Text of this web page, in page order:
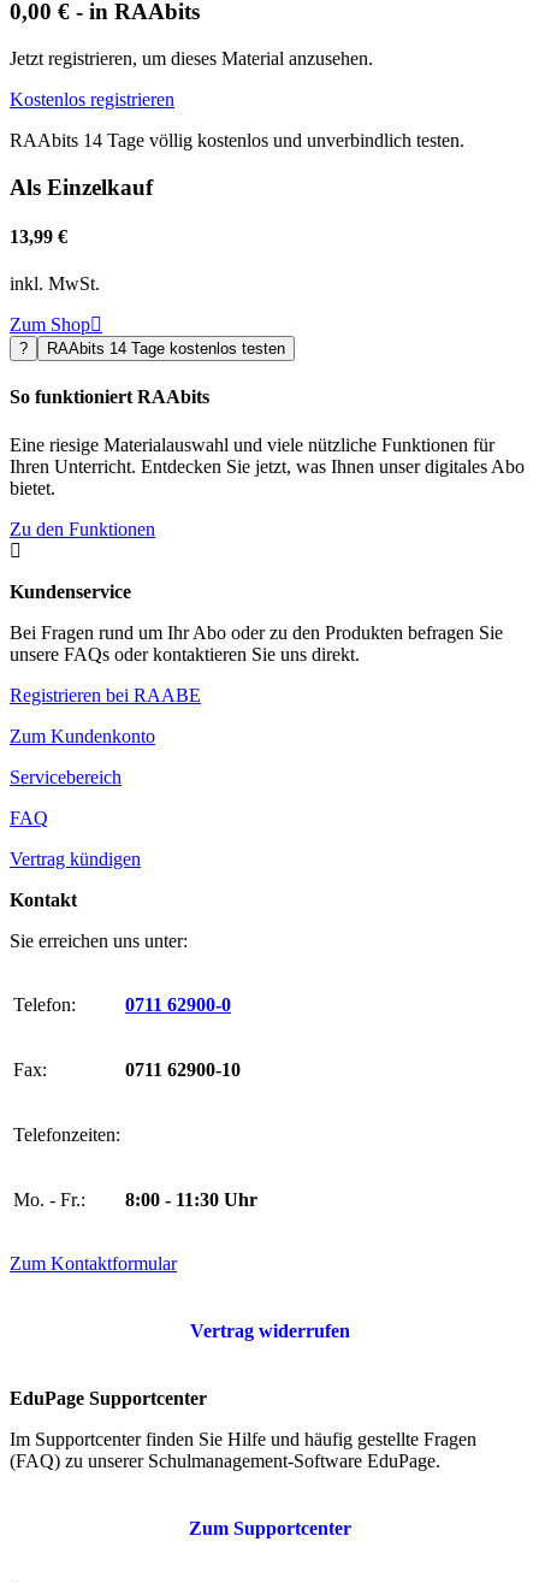
0,00 € - in RAAbits
Jetzt registrieren, um dieses Material anzusehen.
Kostenlos registrieren
RAAbits 14 Tage völlig kostenlos und unverbindlich testen.
Als Einzelkauf
13,99 €
inkl. MwSt.
Zum Shop
? RAAbits 14 Tage kostenlos testen
So funktioniert RAAbits
Eine riesige Materialauswahl und viele nützliche Funktionen für
Ihren Unterricht. Entdecken Sie jetzt, was Ihnen unser digitales Abo
bietet.
Zu den Funktionen

Kundenservice
Bei Fragen rund um Ihr Abo oder zu den Produkten befragen Sie
unsere FAQs oder kontaktieren Sie uns direkt.
Registrieren bei RAABE
Zum Kundenkonto
Servicebereich
FAQ
Vertrag kündigen
Kontakt
Sie erreichen uns unter:
Telefon: 0711 62900-0
Fax: 0711 62900-10
Telefonzeiten:
Mo. - Fr.: 8:00 - 11:30 Uhr
Zum Kontaktformular
Vertrag widerrufen
EduPage Supportcenter
Im Supportcenter finden Sie Hilfe und häufig gestellte Fragen
(FAQ) zu unserer Schulmanagement-Software EduPage.
Zum Supportcenter